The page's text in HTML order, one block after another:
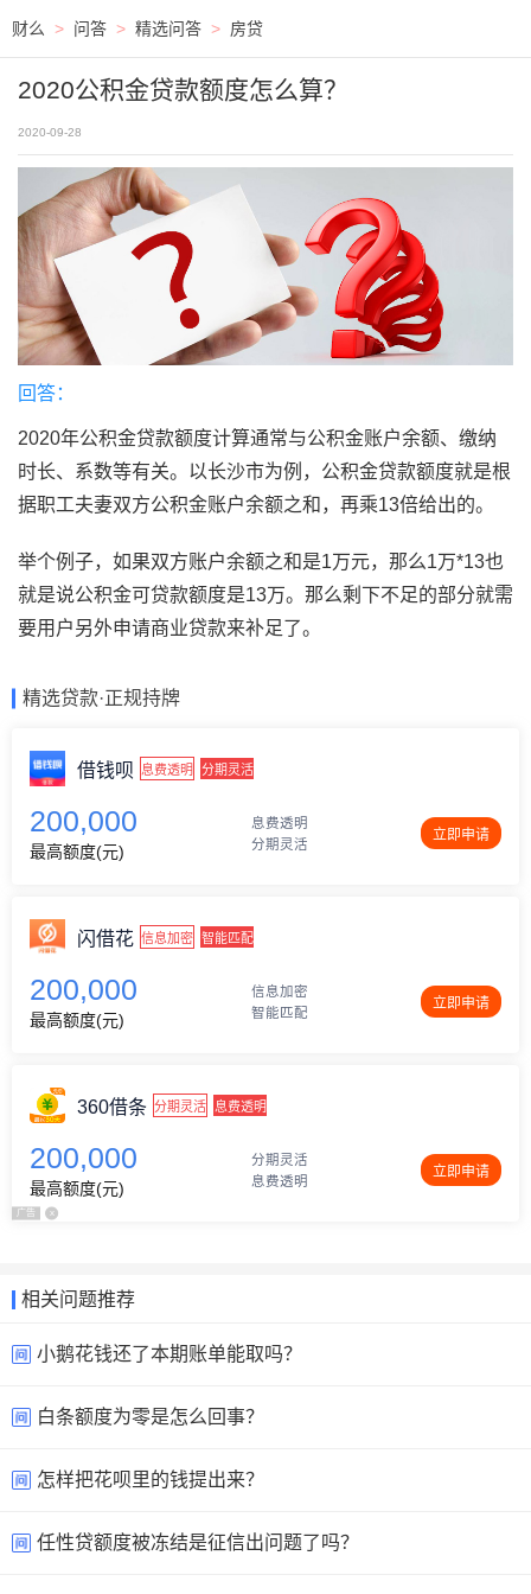
财么 > 问答 > 精选问答 > 房贷
2020公积金贷款额度怎么算？
2020-09-28
回答：
2020年公积金贷款额度计算通常与公积金账户余额、缴纳
时长、系数等有关。以长沙市为例，公积金贷款额度就是根
据职工夫妻双方公积金账户余额之和，再乘13倍给出的。
举个例子，如果双方账户余额之和是1万元，那么1万*13也
就是说公积金可贷款额度是13万。那么剩下不足的部分就需
要用户另外申请商业贷款来补足了。
广告 x
精选贷款·正规持牌
借钱呗 息费透明 分期灵活
200,000
最高额度(元)
息费透明
分期灵活
立即申请
闪借花 信息加密 智能匹配
200,000
最高额度(元)
信息加密
智能匹配
立即申请
360借条 分期灵活 息费透明
200,000
最高额度(元)
分期灵活
息费透明
立即申请
相关问题推荐
小鹅花钱还了本期账单能取吗？
白条额度为零是怎么回事？
怎样把花呗里的钱提出来？
任性贷额度被冻结是征信出问题了吗？